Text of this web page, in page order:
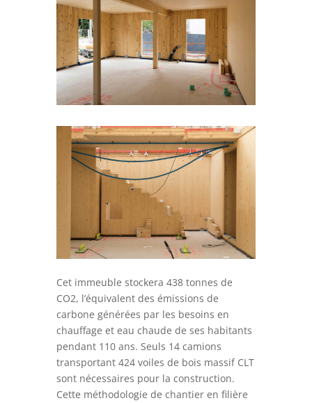
Cet immeuble stockera 438 tonnes de
CO2, l’équivalent des émissions de
carbone générées par les besoins en
chauffage et eau chaude de ses habitants
pendant 110 ans. Seuls 14 camions
transportant 424 voiles de bois massif CLT
sont nécessaires pour la construction.
Cette méthodologie de chantier en filière